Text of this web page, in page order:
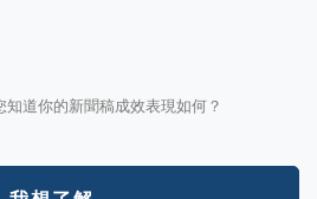
道你的新聞稿成效表現如何？